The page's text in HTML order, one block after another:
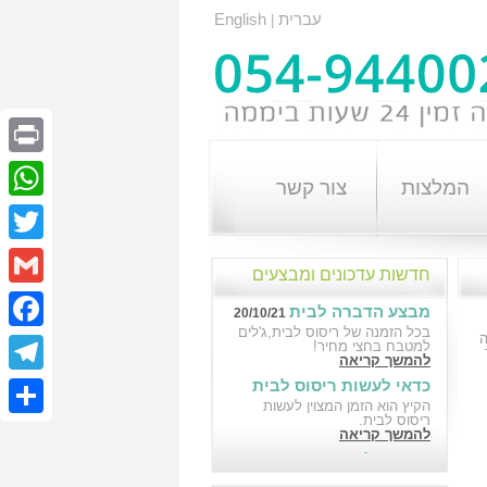
עברית English
המלצות צור קשר
חדשות עדכונים ומבצעים
מבצע הדברה לבית
בכל הזמנה של ריסוס לבית,ג'לים
למטבח בחצי מחיר!
להמשך קריאה
כדאי לעשות ריסוס לבית
18/10/21
הקיץ הוא הזמן המצוין לעשות
ריסוס לבית.
להמשך קריאה
הדברה לבניין במבצע
Print
Twitter
Gmail